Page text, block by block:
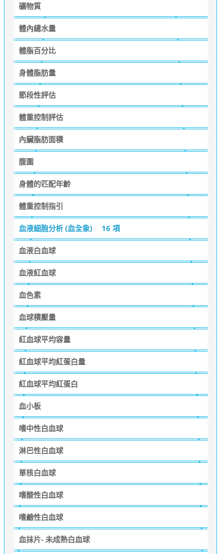
礦物質
體內總水量
體脂百分比
身體脂肪量
節段性評估
體重控制評估
內臟脂肪面積
腹圍
身體的匹配年齡
體重控制指引
血液細胞分析 (血全象) 16 項
血液白血球
血液紅血球
血色素
血球積壓量
紅血球平均容量
紅血球平均紅蛋白量
紅血球平均紅蛋白
血小板
嗜中性白血球
淋巴性白血球
單核白血球
嗜酸性白血球
嗜鹼性白血球
血抹片- 未成熟白血球